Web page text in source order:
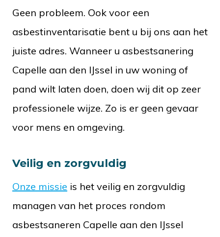
Geen probleem. Ook voor een
asbestinventarisatie bent u bij ons aan het
juiste adres. Wanneer u asbestsanering
Capelle aan den IJssel in uw woning of
pand wilt laten doen, doen wij dit op zeer
professionele wijze. Zo is er geen gevaar
voor mens en omgeving.
Veilig en zorgvuldig
Onze missie is het veilig en zorgvuldig
managen van het proces rondom
asbestsaneren Capelle aan den IJssel